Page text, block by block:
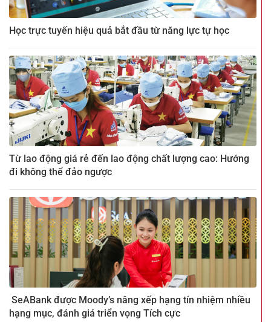
Học trực tuyến hiệu quả bắt đầu từ năng lực tự học
Từ lao động giá rẻ đến lao động chất lượng cao: Hướng
đi không thể đảo ngược
SeABank được Moody’s nâng xếp hạng tín nhiệm nhiều
hạng mục, đánh giá triển vọng Tích cực